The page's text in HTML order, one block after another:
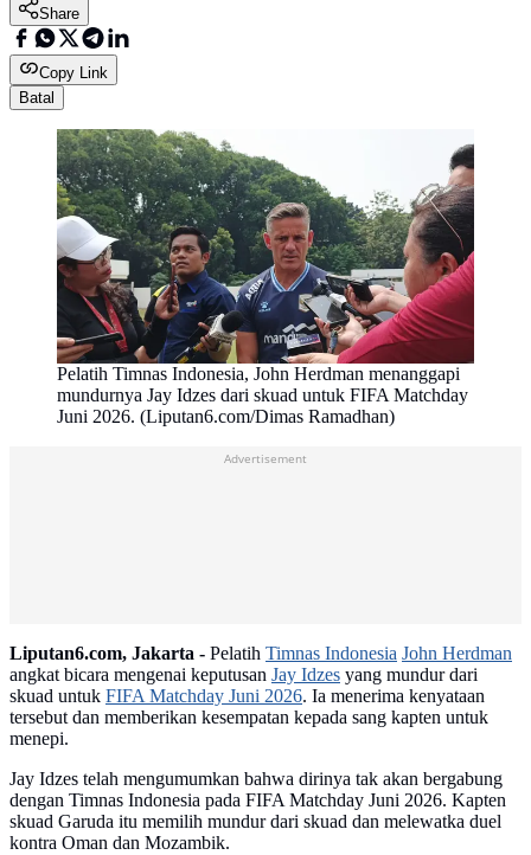
Share
Copy Link
Batal
Pelatih Timnas Indonesia, John Herdman menanggapi
mundurnya Jay Idzes dari skuad untuk FIFA Matchday
Juni 2026. (Liputan6.com/Dimas Ramadhan)
Advertisement
Liputan6.com, Jakarta - Pelatih Timnas Indonesia John Herdman
angkat bicara mengenai keputusan Jay Idzes yang mundur dari
skuad untuk FIFA Matchday Juni 2026. Ia menerima kenyataan
tersebut dan memberikan kesempatan kepada sang kapten untuk
menepi.
Jay Idzes telah mengumumkan bahwa dirinya tak akan bergabung
dengan Timnas Indonesia pada FIFA Matchday Juni 2026. Kapten
skuad Garuda itu memilih mundur dari skuad dan melewatka duel
kontra Oman dan Mozambik.